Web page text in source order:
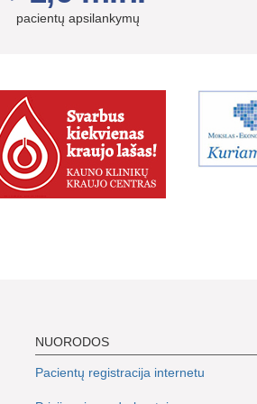
pacientų apsilankymų
NUORODOS
Pacientų registracija internetu